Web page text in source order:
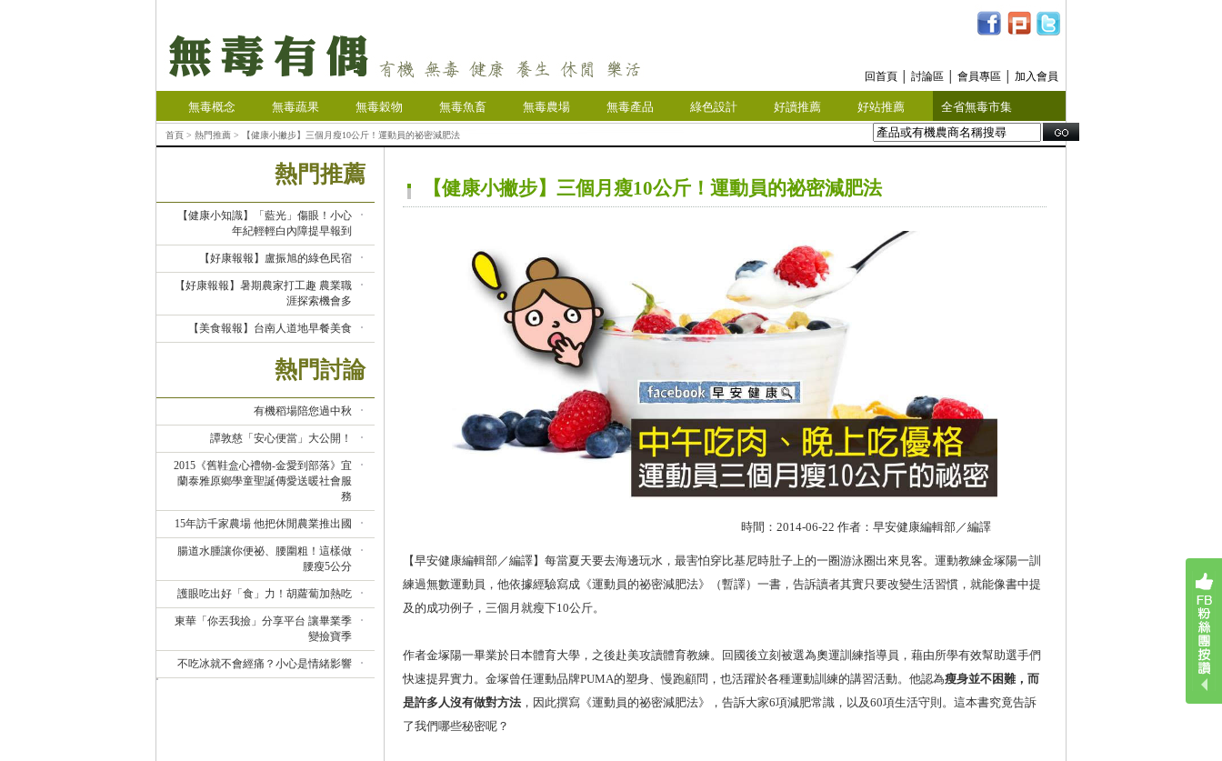
回首頁 討論區 會員專區 加入會員
無毒概念 無毒蔬果 無毒穀物 無毒魚畜 無毒農場 無毒產品 綠色設計 好讀推薦 好站推薦 全省無毒市集
首頁 > 熱門推薦 > 【健康小撇步】三個月瘦10公斤！運動員的祕密減肥法
熱門推薦
【健康小知識】「藍光」傷眼！小心
年紀輕輕白內障提早報到
【好康報報】盧振旭的綠色民宿
【好康報報】暑期農家打工趣 農業職
涯探索機會多
【美食報報】台南人道地早餐美食
熱門討論
有機稻場陪您過中秋
譚敦慈「安心便當」大公開！
2015《舊鞋盒心禮物-金愛到部落》宜
蘭泰雅原鄉學童聖誕傳愛送暖社會服
務
15年訪千家農場 他把休閒農業推出國
腸道水腫讓你便祕、腰圍粗！這樣做
腰瘦5公分
護眼吃出好「食」力！胡蘿蔔加熱吃
東華「你丟我撿」分享平台 讓畢業季
變撿寶季
不吃冰就不會經痛？小心是情緒影響
【健康小撇步】三個月瘦10公斤！運動員的祕密減肥法
時間：2014-06-22 作者：早安健康編輯部／編譯
【早安健康編輯部／編譯】每當夏天要去海邊玩水，最害怕穿比基尼時肚子上的一圈游泳圈出來見客。運動教練金塚陽一訓
練過無數運動員，他依據經驗寫成《運動員的祕密減肥法》（暫譯）一書，告訴讀者其實只要改變生活習慣，就能像書中提
及的成功例子，三個月就瘦下10公斤。
作者金塚陽一畢業於日本體育大學，之後赴美攻讀體育教練。回國後立刻被選為奧運訓練指導員，藉由所學有效幫助選手們
快速提昇實力。金塚曾任運動品牌PUMA的塑身、慢跑顧問，也活躍於各種運動訓練的講習活動。他認為瘦身並不困難，而
是許多人沒有做對方法 ，因此撰寫《運動員的祕密減肥法》，告訴大家6項減肥常識，以及60項生活守則。這本書究竟告訴
了我們哪些秘密呢？